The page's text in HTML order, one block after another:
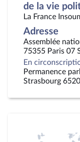
de la vie
La France
Adresse
Assemblée
75355 Paris 07
En
Permanence
Strasbourg